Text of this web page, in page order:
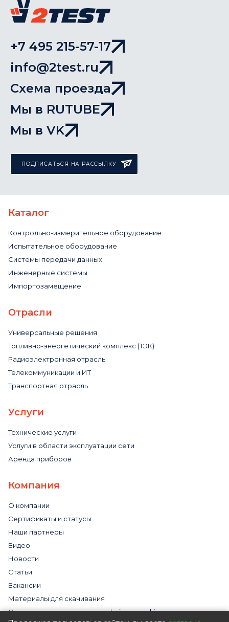
+7 495 215-57-17
info@2test.ru
Схема проезда
Мы в RUTUBE
Мы в VK
ПОДПИСАТЬСЯ НА РАССЫЛКУ
Каталог
Контрольно-измерительное оборудование
Испытательное оборудование
Системы передачи данных
Инженерные системы
Импортозамещение
Отрасли
Универсальные решения
Топливно-энергетический комплекс (ТЭК)
Радиоэлектронная отрасль
Телекоммуникации и ИТ
Транспортная отрасль
Услуги
Технические услуги
Услуги в области эксплуатации сети
Аренда приборов
Компания
О компании
Сертификаты и статусы
Наши партнеры
Видео
Новости
Статьи
Вакансии
Материалы для скачивания
Cогласие на использование файлов cookies